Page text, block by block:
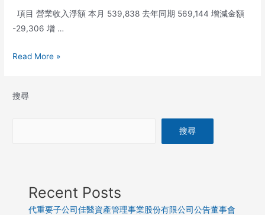
項目 營業收入淨額 本月 539,838 去年同期 569,144 增減金額
-29,306 增 …
Read More »
搜尋
搜尋
Recent Posts
代重要子公司佳醫資產管理事業股份有限公司公告董事會